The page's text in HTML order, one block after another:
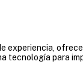
experiencia,
tecnología para